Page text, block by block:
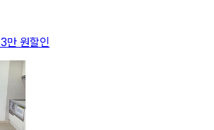
3만 원할인